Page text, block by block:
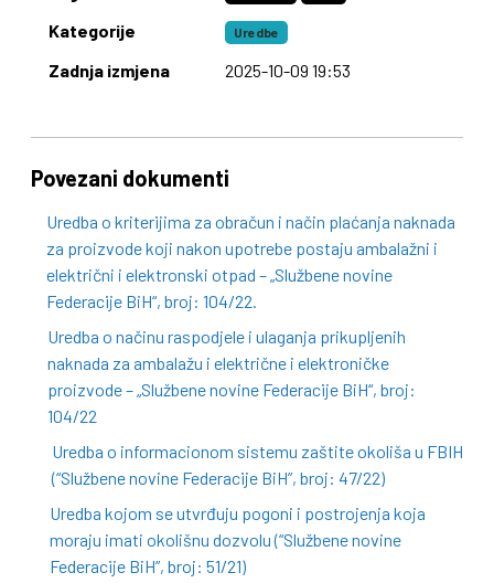
Kategorije Uredbe
Zadnja izmjena 2025-10-09 19:53
Povezani dokumenti
Uredba o kriterijima za obračun i način plaćanja naknada
za proizvode koji nakon upotrebe postaju ambalažni i
električni i elektronski otpad – „Službene novine
Federacije BiH“, broj: 104/22.
Uredba o načinu raspodjele i ulaganja prikupljenih
naknada za ambalažu i električne i elektroničke
proizvode – „Službene novine Federacije BiH“, broj:
104/22
Uredba o informacionom sistemu zaštite okoliša u FBIH
(“Službene novine Federacije BiH”, broj: 47/22)
Uredba kojom se utvrđuju pogoni i postrojenja koja
moraju imati okolišnu dozvolu (“Službene novine
Federacije BiH”, broj: 51/21)